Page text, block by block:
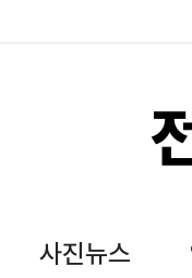
사진뉴스